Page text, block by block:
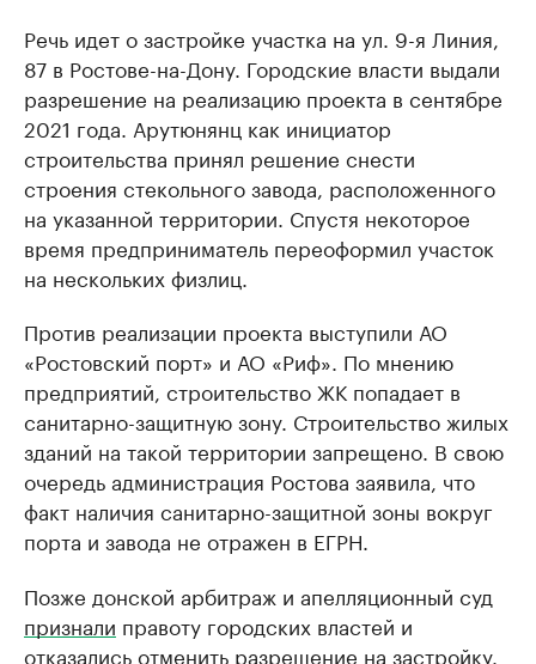
Речь идет о застройке участка на ул. 9-я Линия,
87 в Ростове-на-Дону. Городские власти выдали
разрешение на реализацию проекта в сентябре
2021 года. Арутюнянц как инициатор
строительства принял решение снести
строения стекольного завода, расположенного
на указанной территории. Спустя некоторое
время предприниматель переоформил участок
на нескольких физлиц.
Против реализации проекта выступили АО
«Ростовский порт» и АО «Риф». По мнению
предприятий, строительство ЖК попадает в
санитарно-защитную зону. Строительство жилых
зданий на такой территории запрещено. В свою
очередь администрация Ростова заявила, что
факт наличия санитарно-защитной зоны вокруг
порта и завода не отражен в ЕГРН.
Позже донской арбитраж и апелляционный суд
признали правоту городских властей и
отказались отменить разрешение на застройку.